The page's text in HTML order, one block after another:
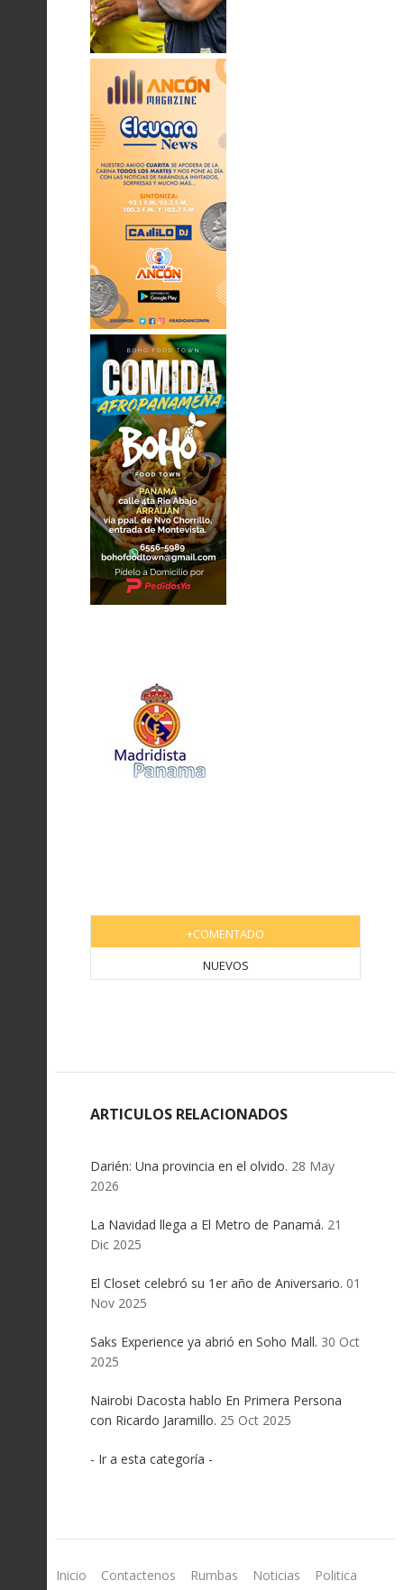
+COMENTADO
NUEVOS
ARTICULOS RELACIONADOS
Darién: Una provincia en el olvido. 28 May
2026
La Navidad llega a El Metro de Panamá. 21
Dic 2025
El Closet celebró su 1er año de Aniversario. 01
Nov 2025
Saks Experience ya abrió en Soho Mall. 30 Oct
2025
Nairobi Dacosta hablo En Primera Persona
con Ricardo Jaramillo. 25 Oct 2025
- Ir a esta categoría -
Inicio Contactenos Rumbas Noticias Politica